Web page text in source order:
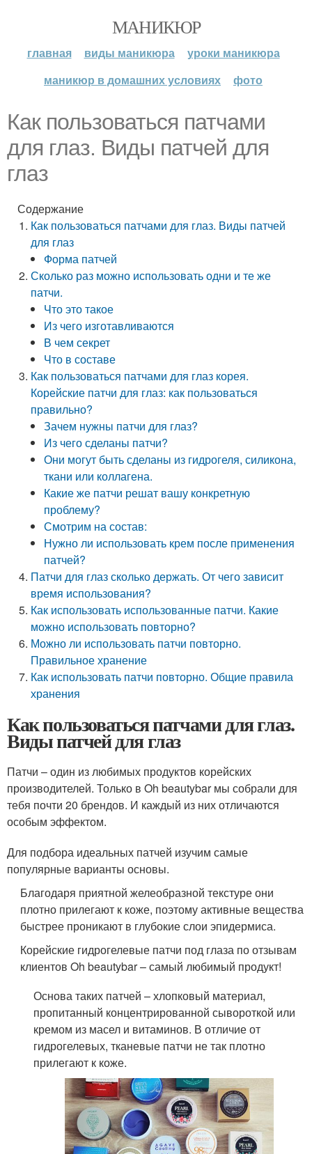
МАНИКЮР
главная виды маникюра
уроки маникюра
маникюр в домашних условиях
фото
Как пользоваться патчами
для глаз. Виды патчей для
глаз
Содержание
Как пользоваться патчами для глаз. Виды патчей
для глаз
Форма патчей
Сколько раз можно использовать одни и те же
патчи.
Что это такое
Из чего изготавливаются
В чем секрет
Что в составе
Как пользоваться патчами для глаз корея.
Корейские патчи для глаз: как пользоваться
правильно?
Зачем нужны патчи для глаз?
Из чего сделаны патчи?
Они могут быть сделаны из гидрогеля, силикона,
ткани или коллагена.
Какие же патчи решат вашу конкретную
проблему?
Смотрим на состав:
Нужно ли использовать крем после применения
патчей?
Патчи для глаз сколько держать. От чего зависит
время использования?
Как использовать использованные патчи. Какие
можно использовать повторно?
Можно ли использовать патчи повторно.
Правильное хранение
Как использовать патчи повторно. Общие правила
хранения
Как пользоваться патчами для глаз.
Виды патчей для глаз
Патчи – один из любимых продуктов корейских
производителей. Только в Oh beautybar мы собрали для
тебя почти 20 брендов. И каждый из них отличаются
особым эффектом.
Для подбора идеальных патчей изучим самые
популярные варианты основы.
Благодаря приятной желеобразной текстуре они
плотно прилегают к коже, поэтому активные вещества
быстрее проникают в глубокие слои эпидермиса.
Корейские гидрогелевые патчи под глаза по отзывам
клиентов Oh beautybar – самый любимый продукт!
Основа таких патчей – хлопковый материал,
пропитанный концентрированной сывороткой или
кремом из масел и витаминов. В отличие от
гидрогелевых, тканевые патчи не так плотно
прилегают к коже.